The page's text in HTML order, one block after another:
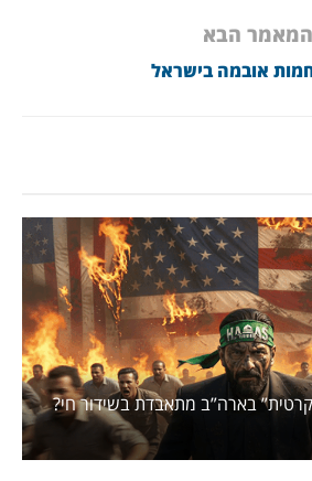
המאמר הבא
אובמה בישראל
בארה”ב מתאבדת בשידור חי?